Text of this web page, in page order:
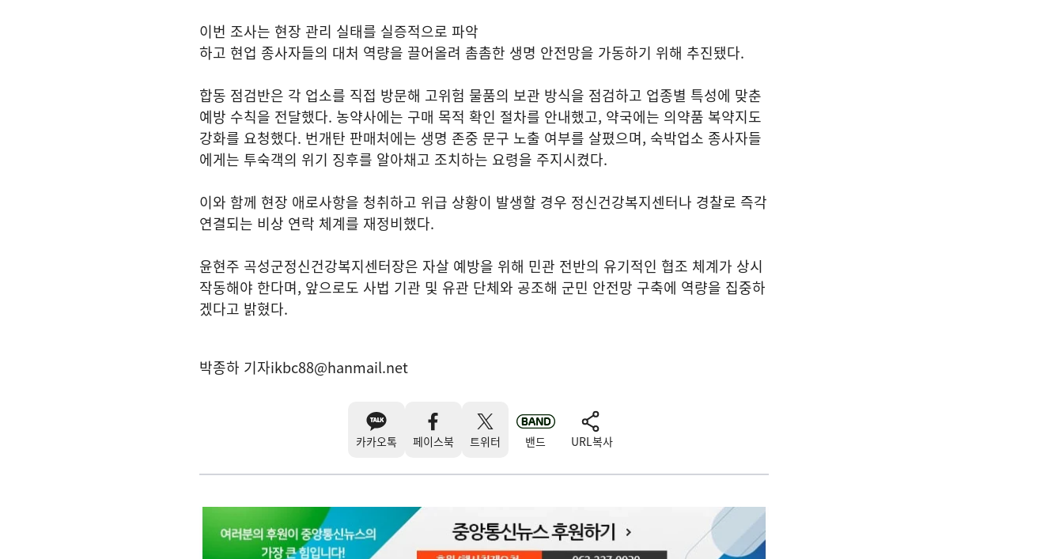
이번 조사는 현장 관리 실태를 실증적으로 파악
하고 현업 종사자들의 대처 역량을 끌어올려 촘촘한 생명 안전망을 가동하기 위해 추진됐다.
합동 점검반은 각 업소를 직접 방문해 고위험 물품의 보관 방식을 점검하고 업종별 특성에 맞춘
예방 수칙을 전달했다. 농약사에는 구매 목적 확인 절차를 안내했고, 약국에는 의약품 복약지도
강화를 요청했다. 번개탄 판매처에는 생명 존중 문구 노출 여부를 살폈으며, 숙박업소 종사자들
에게는 투숙객의 위기 징후를 알아채고 조치하는 요령을 주지시켰다.
이와 함께 현장 애로사항을 청취하고 위급 상황이 발생할 경우 정신건강복지센터나 경찰로 즉각
연결되는 비상 연락 체계를 재정비했다.
윤현주 곡성군정신건강복지센터장은 자살 예방을 위해 민관 전반의 유기적인 협조 체계가 상시
작동해야 한다며, 앞으로도 사법 기관 및 유관 단체와 공조해 군민 안전망 구축에 역량을 집중하
겠다고 밝혔다.
박종하 기자ikbc88@hanmail.net
카카오톡 페이스북 트위터 밴드 URL복사